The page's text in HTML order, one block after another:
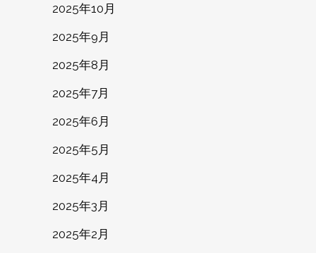
2025年10月
2025年9月
2025年8月
2025年7月
2025年6月
2025年5月
2025年4月
2025年3月
2025年2月